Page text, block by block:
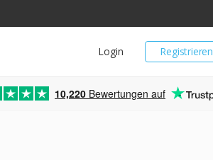
Registrieren
Login
10,220 Bewertungen auf